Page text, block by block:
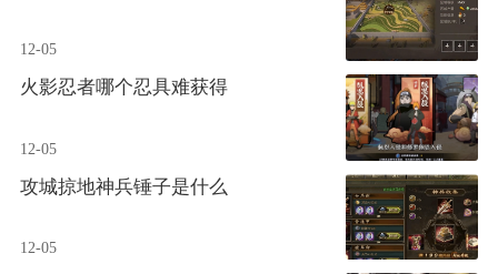
12-05
火影忍者哪个忍具难获得
12-05
攻城掠地神兵锤子是什么
12-05